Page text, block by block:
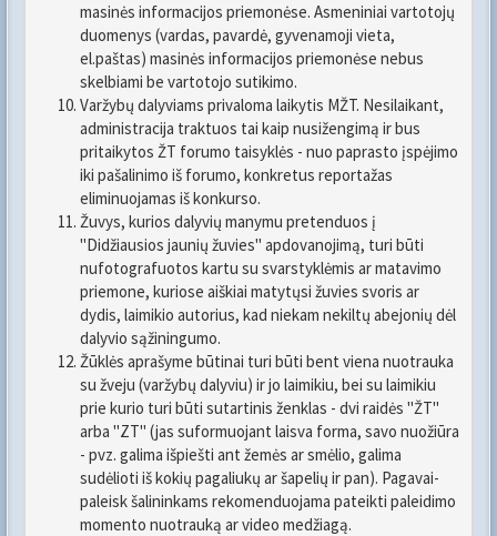
masinės informacijos priemonėse. Asmeniniai vartotojų
duomenys (vardas, pavardė, gyvenamoji vieta,
el.paštas) masinės informacijos priemonėse nebus
skelbiami be vartotojo sutikimo.
Varžybų dalyviams privaloma laikytis MŽT. Nesilaikant,
administracija traktuos tai kaip nusižengimą ir bus
pritaikytos ŽT forumo taisyklės - nuo paprasto įspėjimo
iki pašalinimo iš forumo, konkretus reportažas
eliminuojamas iš konkurso.
Žuvys, kurios dalyvių manymu pretenduos į
"Didžiausios jaunių žuvies" apdovanojimą, turi būti
nufotografuotos kartu su svarstyklėmis ar matavimo
priemone, kuriose aiškiai matytųsi žuvies svoris ar
dydis, laimikio autorius, kad niekam nekiltų abejonių dėl
dalyvio sąžiningumo.
Žūklės aprašyme būtinai turi būti bent viena nuotrauka
su žveju (varžybų dalyviu) ir jo laimikiu, bei su laimikiu
prie kurio turi būti sutartinis ženklas - dvi raidės "ŽT"
arba "ZT" (jas suformuojant laisva forma, savo nuožiūra
- pvz. galima išpiešti ant žemės ar smėlio, galima
sudėlioti iš kokių pagaliukų ar šapelių ir pan). Pagavai-
paleisk šalininkams rekomenduojama pateikti paleidimo
momento nuotrauką ar video medžiagą.